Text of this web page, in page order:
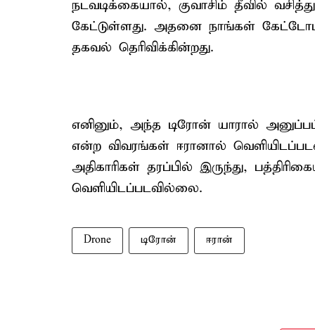
நடவடிக்கையால், குவாசிம் தீவில்
கேட்டுள்ளது. அதனை நாங்கள்
தகவல் தெரிவிக்கின்றது.
எனினும், அந்த டிரோன் யாரால்
என்ற விவரங்கள் ஈரானால்
அதிகாரிகள் தரப்பில் இருந்து,
வெளியிடப்படவில்லை.
Drone டிரோன் ஈரான்